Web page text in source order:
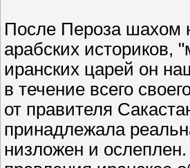
После Пероза шахом
арабских
иранских царей он
в течение всего
от правителя
принадлежала
низложен и